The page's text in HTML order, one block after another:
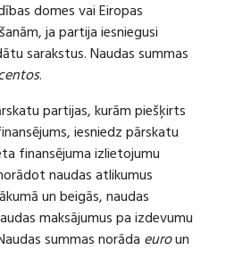
domes vai Eiropas
ja partija iesniegusi
sarakstus. Naudas summas
.
partijas, kurām piešķirts
iesniedz pārskatu
finansējuma izlietojumu
naudas atlikumus
un beigās, naudas
maksājumus pa izdevumu
summas norāda euroun